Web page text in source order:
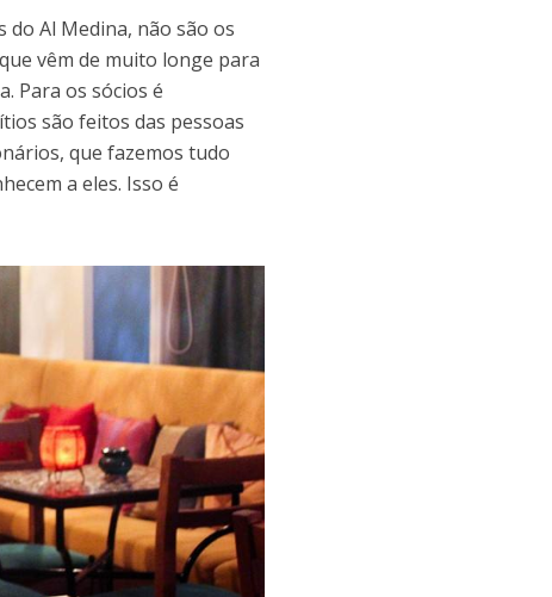
Al Medina, não são os
vêm de muito longe para
Para os sócios é
são feitos das pessoas
que fazemos tudo
a eles. Isso é